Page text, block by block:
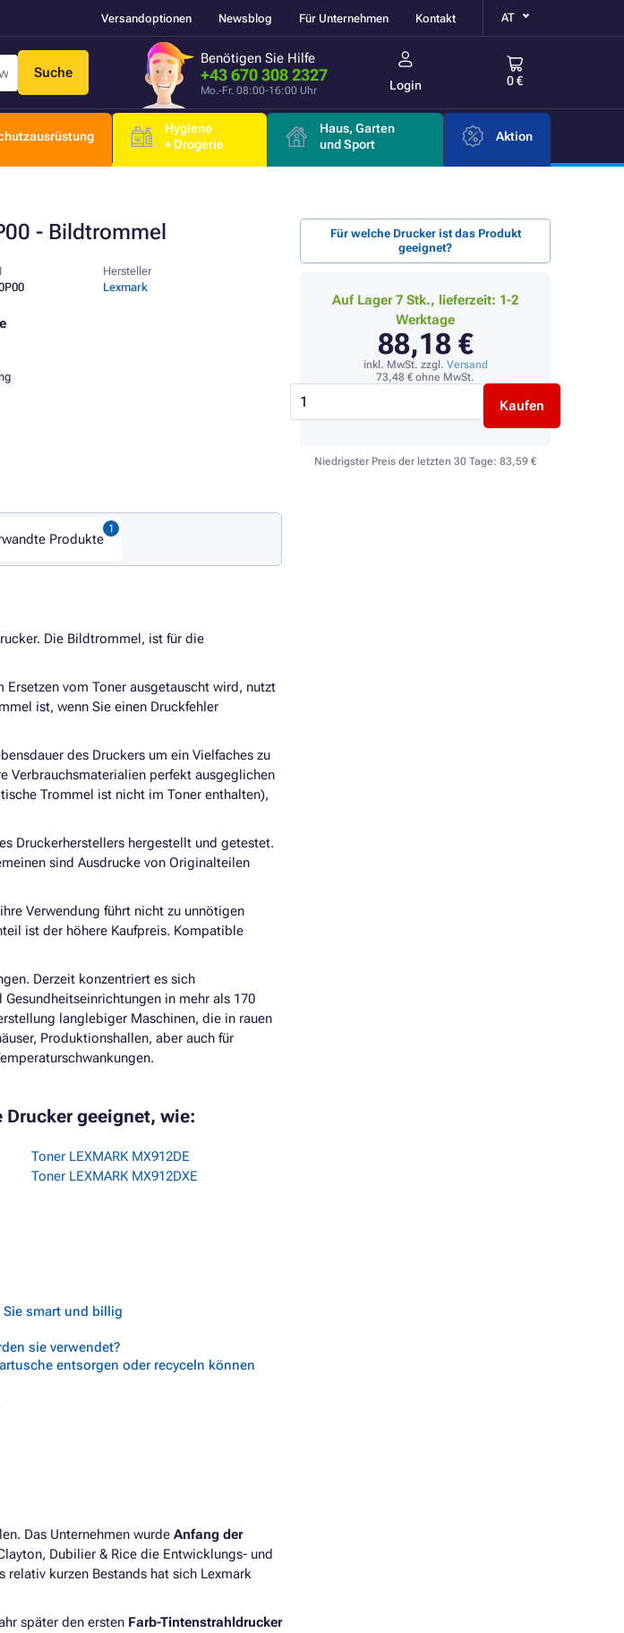
Versandoptionen Newsblog Für Unternehmen Kontakt AT
Suche
Benötigen Sie Hilfe
+43 670 308 2327
Mo.-Fr. 08:00-16:00 Uhr Login 0 €
Hygiene
+ Drogerie
Haus, Garten
und Sport
Aktion
- Bildtrommel
Hersteller
Lexmark
Für welche Drucker ist das Produkt
geeignet?
Auf Lager 7 Stk., lieferzeit: 1-2
Werktage
88,18 €
inkl. MwSt. zzgl. Versand
73,48 € ohne MwSt.
Kaufen
Niedrigster Preis der letzten 30 Tage: 83,59 €
Produkte
Die Bildtrommel, ist für die
vom Toner ausgetauscht wird, nutzt
ist, wenn Sie einen Druckfehler
des Druckers um ein Vielfaches zu
Verbrauchsmaterialien perfekt ausgeglichen
Trommel ist nicht im Toner enthalten),
Druckerherstellers hergestellt und getestet.
sind Ausdrucke von Originalteilen
Verwendung führt nicht zu unnötigen
ist der höhere Kaufpreis. Kompatible
Derzeit konzentriert es sich
in mehr als 170
langlebiger Maschinen, die in rauen
Produktionshallen, aber auch für
geeignet, wie:
Toner LEXMARK MX912DE
Toner LEXMARK MX912DXE
Sie smart und billig
sie verwendet?
entsorgen oder recyceln können
Das Unternehmen wurde Anfang der
Dubilier & Rice die Entwicklungs- und
relativ kurzen Bestands hat sich Lexmark
später den ersten Farb-Tintenstrahldrucker